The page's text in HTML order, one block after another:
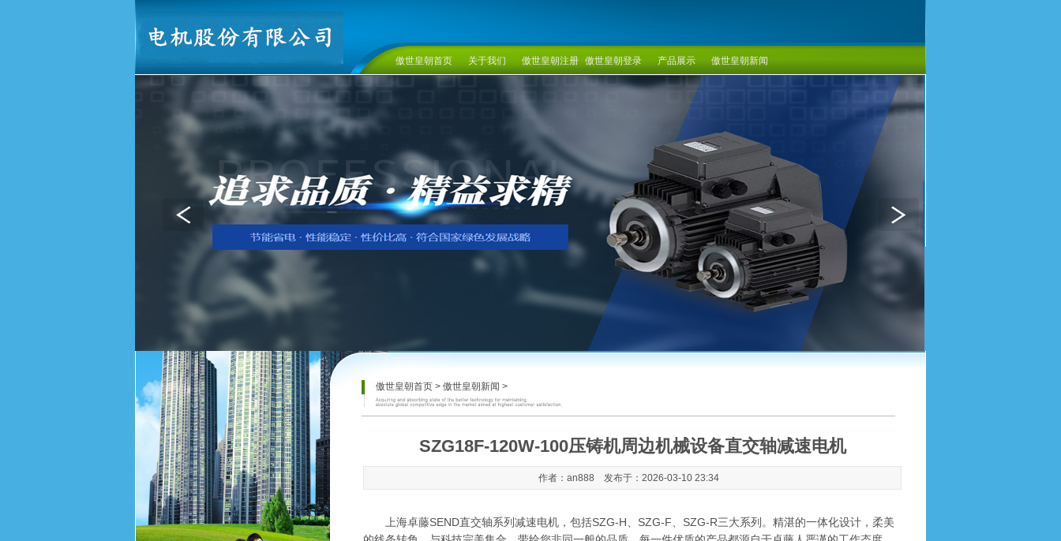
傲世皇朝首页 关于我们 傲世皇朝注册 傲世皇朝登录 产品展示 傲世皇朝新闻
傲世皇朝首页 > 傲世皇朝新闻 >
SZG18F-120W-100压铸机周边机械设备直交轴减速电机
作者：an888 发布于：2026-03-10 23:34
上海卓藤SEND直交轴系列减速电机，包括SZG-H、SZG-F、SZG-R三大系列。精湛的一体化设计，柔美